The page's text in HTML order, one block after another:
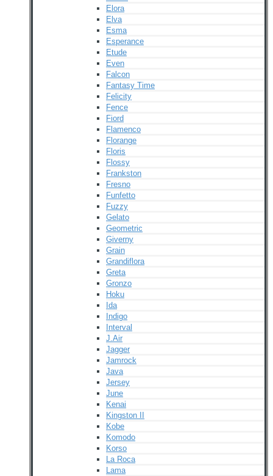
Elora
Elva
Esma
Esperance
Etude
Even
Falcon
Fantasy Time
Felicity
Fence
Fiord
Flamenco
Florange
Floris
Flossy
Frankston
Fresno
Funfetto
Fuzzy
Gelato
Geometric
Giverny
Grain
Grandiflora
Greta
Gronzo
Hoku
Ida
Indigo
Interval
J.Air
Jagger
Jamrock
Java
Jersey
June
Kenai
Kingston II
Kobe
Komodo
Korso
La Roca
Lama